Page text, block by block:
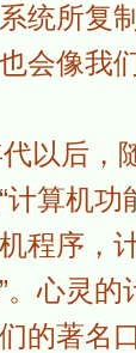
统所复
会像我
以后，
计算机
程序，
。心灵
的著名